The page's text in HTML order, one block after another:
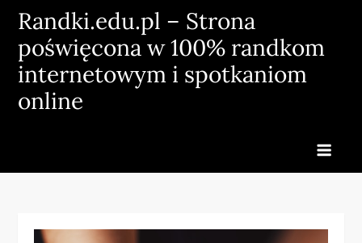
Skip
content
Randki.edu.pl – Strona
poświęcona w 100% randkom
internetowym i spotkaniom
online